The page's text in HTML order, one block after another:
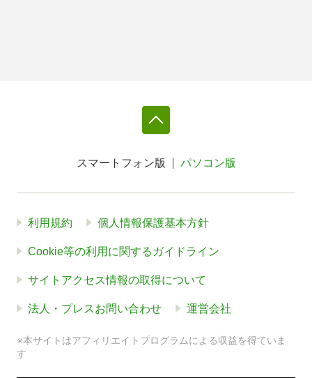
スマートフォン版 パソコン版
利用規約 個人情報保護基本方針
Cookie等の利用に関するガイドライン
サイトアクセス情報の取得について
法人・プレスお問い合わせ 運営会社
※本サイトはアフィリエイトプログラムによる収益を得ていま
す